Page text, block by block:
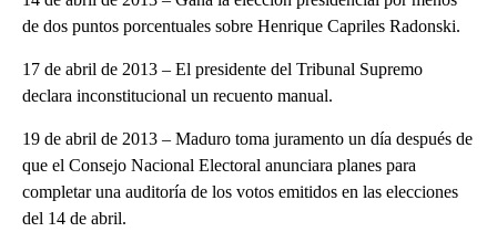
de dos puntos porcentuales sobre Henrique Capriles Radonski.
17 de abril de 2013 – El presidente del Tribunal Supremo
declara inconstitucional un recuento manual.
19 de abril de 2013 – Maduro toma juramento un día después de
que el Consejo Nacional Electoral anunciara planes para
completar una auditoría de los votos emitidos en las elecciones
del 14 de abril.